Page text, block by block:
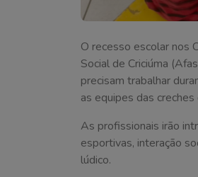
O recesso escolar nos
Social de Criciúma
precisam trabalhar
as equipes das
As profissionais irão
esportivas, interação
lúdico.